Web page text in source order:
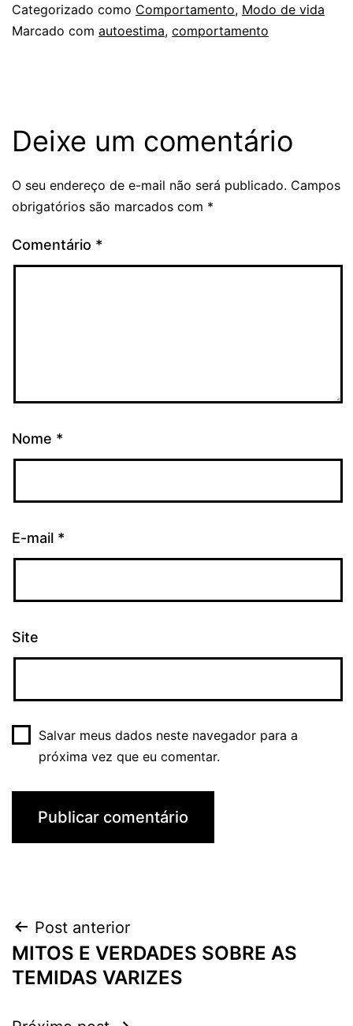
Categorizado como Comportamento, Modo de vida
Marcado com autoestima, comportamento
Deixe um comentário
O seu endereço de e-mail não será publicado. Campos
obrigatórios são marcados com *
Comentário *
Nome *
E-mail *
Site
Salvar meus dados neste navegador para a
próxima vez que eu comentar.
Navegação
de
Post anterior
MITOS E VERDADES SOBRE AS
TEMIDAS VARIZES